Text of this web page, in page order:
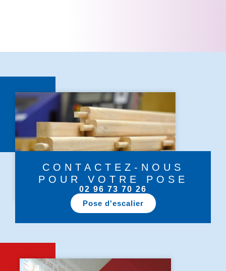
CONTACTEZ-NOUS
POUR VOTRE POSE
02 96 73 70 26
Pose d'escalier